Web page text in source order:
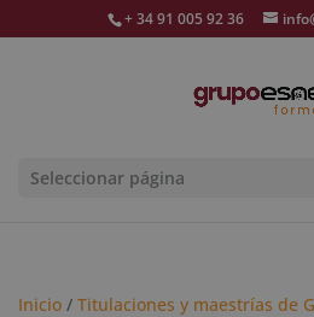
+ 34 91 005 92 36
Seleccionar página
Inicio / Titulaciones y maestrías de